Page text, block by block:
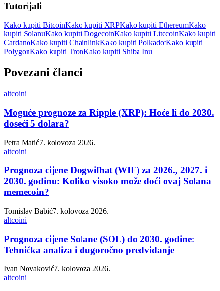
Tutorijali
Kako kupiti BitcoinKako kupiti XRPKako kupiti EthereumKako
kupiti SolanuKako kupiti DogecoinKako kupiti LitecoinKako kupiti
CardanoKako kupiti ChainlinkKako kupiti PolkadotKako kupiti
PolygonKako kupiti TronKako kupiti Shiba Inu
Povezani članci
altcoini
Moguće prognoze za Ripple (XRP): Hoće li do 2030.
doseći 5 dolara?
Petra Matić7. kolovoza 2026.
altcoini
Prognoza cijene Dogwifhat (WIF) za 2026., 2027. i
2030. godinu: Koliko visoko može doći ovaj Solana
memecoin?
Tomislav Babić7. kolovoza 2026.
altcoini
Prognoza cijene Solane (SOL) do 2030. godine:
Tehnička analiza i dugoročno predviđanje
Ivan Novaković7. kolovoza 2026.
altcoini